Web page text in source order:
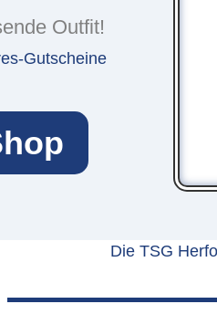
Outfit!
Gutscheine
Die TSG